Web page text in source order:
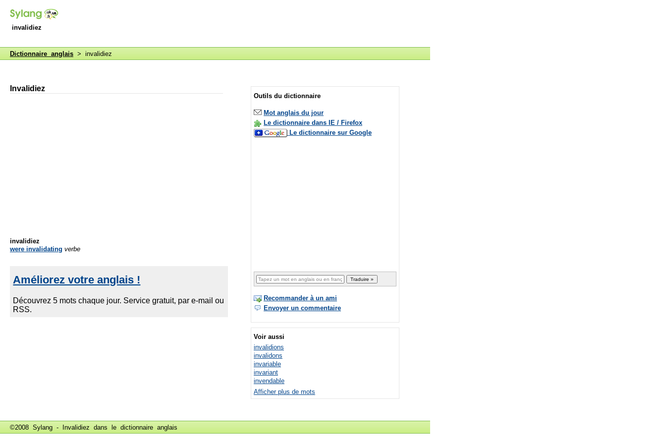
invalidiez
Dictionnaire anglais > invalidiez
Invalidiez
invalidiez
were invalidating verbe
Outils du dictionnaire
Mot anglais du jour
Le dictionnaire dans IE / Firefox
Le dictionnaire sur Google
Recommander à un ami
Envoyer un commentaire
Voir aussi
invalidions
invalidons
invariable
invariant
invendable
Afficher plus de mots
©2008 Sylang - Invalidiez dans le dictionnaire anglais